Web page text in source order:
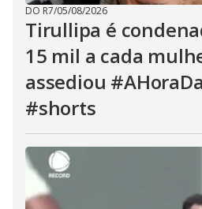
DO R7/05/08/2026
Tirullipa é
15 mil a cada
assediou
#shorts